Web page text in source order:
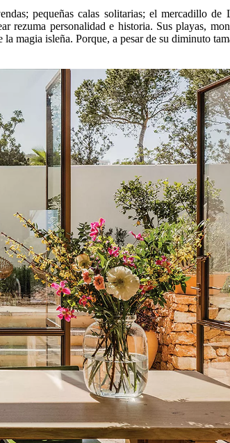
pequeñas calas solitarias; el mercadillo de
rezuma personalidad e historia. Sus playas,
magia isleña. Porque, a pesar de su diminuto